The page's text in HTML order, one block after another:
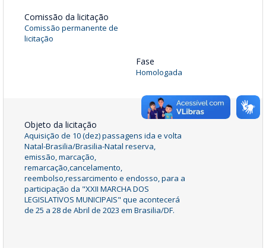
Comissão da licitação
Comissão permanente de
licitação
Fase
Homologada
Objeto da licitação
Aquisição de 10 (dez) passagens ida e volta
Natal-Brasilia/Brasilia-Natal reserva,
emissão, marcação,
remarcação,cancelamento,
reembolso,ressarcimento e endosso, para a
participação da "XXII MARCHA DOS
LEGISLATIVOS MUNICIPAIS" que acontecerá
de 25 a 28 de Abril de 2023 em Brasilia/DF.